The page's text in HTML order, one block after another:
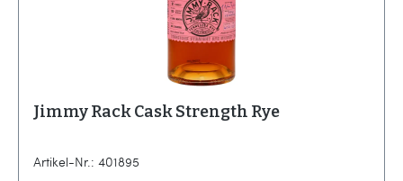
Jimmy Rack Cask Strength Rye
Artikel-Nr.: 401895